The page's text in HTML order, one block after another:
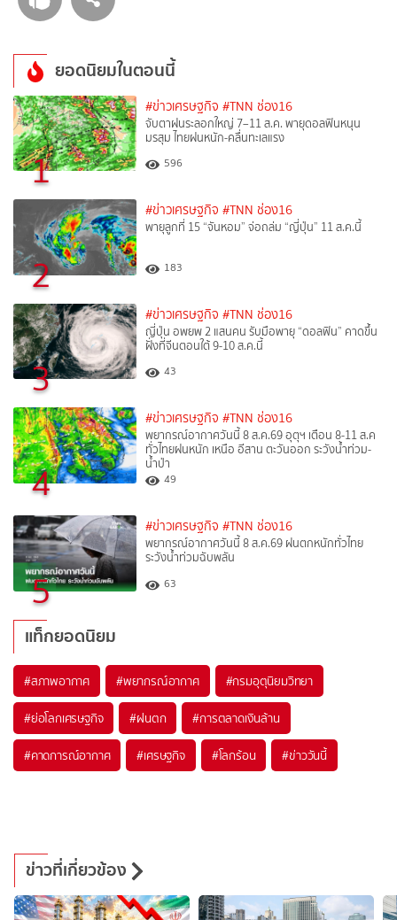
ยอดนิยมในตอนนี้
1
#ข่าวเศรษฐกิจ #TNN ช่อง16
จับตาฝนระลอกใหญ่ 7–11 ส.ค. พายุดอลฟินหนุน
มรสุม ไทยฝนหนัก-คลื่นทะเลแรง
596
2
#ข่าวเศรษฐกิจ #TNN ช่อง16
พายุลูกที่ 15 “จันหอม” จ่อถล่ม “ญี่ปุ่น” 11 ส.ค.นี้
183
3
#ข่าวเศรษฐกิจ #TNN ช่อง16
ญี่ปุ่น อพยพ 2 แสนคน รับมือพายุ “ดอลฟิน” คาดขึ้น
ฝั่งที่จีนตอนใต้ 9-10 ส.ค.นี้
43
4
#ข่าวเศรษฐกิจ #TNN ช่อง16
พยากรณ์อากาศวันนี้ 8 ส.ค.69 อุตุฯ เตือน 8-11 ส.ค
ทั่วไทยฝนหนัก เหนือ อีสาน ตะวันออก ระวังน้ำท่วม-
น้ำป่า
49
5
#ข่าวเศรษฐกิจ #TNN ช่อง16
พยากรณ์อากาศวันนี้ 8 ส.ค.69 ฝนตกหนักทั่วไทย
ระวังน้ำท่วมฉับพลัน
63
แท็กยอดนิยม
#สภาพอากาศ #พยากรณ์อากาศ #กรมอุตุนิยมวิทยา
#ย่อโลกเศรษฐกิจ #ฝนตก #การตลาดเงินล้าน
#คาดการณ์อากาศ #เศรษฐกิจ #โลกร้อน #ข่าววันนี้
ข่าวที่เกี่ยวข้อง